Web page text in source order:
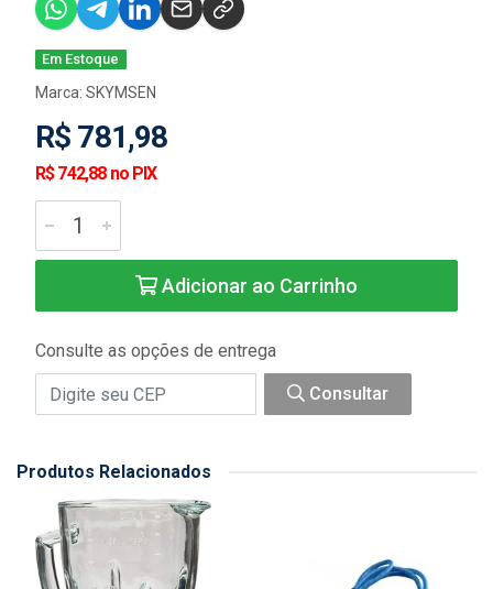
Em Estoque
Marca: SKYMSEN
R$ 781,98
R$ 742,88 no PIX
Adicionar ao Carrinho
Consulte as opções de entrega
Consultar
Produtos Relacionados